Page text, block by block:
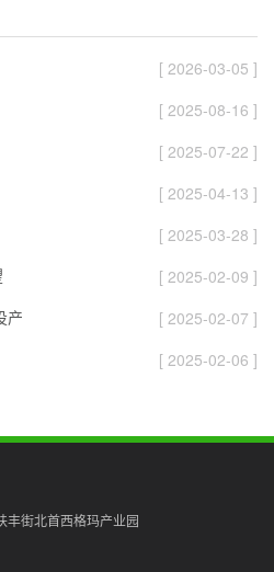
[ 2026-03-05 ]
[ 2025-08-16 ]
[ 2025-07-22 ]
[ 2025-04-13 ]
[ 2025-03-28 ]
[ 2025-02-09 ]
产
[ 2025-02-07 ]
[ 2025-02-06 ]
丰街北首西格玛产业园